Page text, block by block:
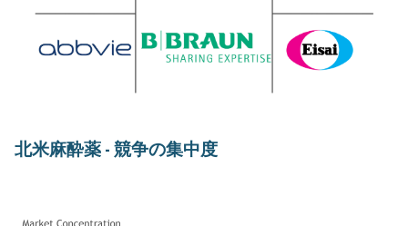
北米麻酔薬 - 競争の集中度